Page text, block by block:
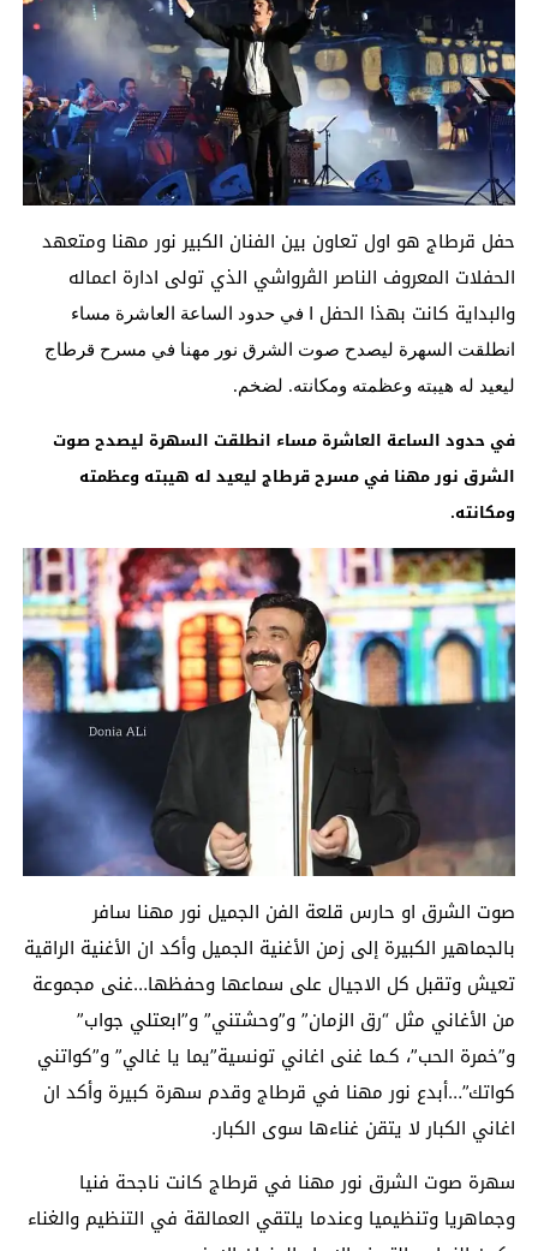
حفل قرطاج هو اول تعاون بين الفنان الكبير نور مهنا ومتعهد
الحفلات المعروف الناصر الڨرواشي الذي تولى ادارة اعماله
والبداية كانت بهذا الحفل ا في حدود الساعة العاشرة مساء
انطلقت السهرة ليصدح صوت الشرق نور مهنا في مسرح قرطاج
ليعيد له هيبته وعظمته ومكانته. لضخم.
في حدود الساعة العاشرة مساء انطلقت السهرة ليصدح صوت
الشرق نور مهنا في مسرح قرطاج ليعيد له هيبته وعظمته
ومكانته.
صوت الشرق او حارس قلعة الفن الجميل نور مهنا سافر
بالجماهير الكبيرة إلى زمن الأغنية الجميل وأكد ان الأغنية الراقية
تعيش وتقبل كل الاجيال على سماعها وحفظها…غنى مجموعة
من الأغاني مثل “رق الزمان” و”وحشتني” و”ابعتلي جواب”
و”خمرة الحب”، كـما غنى اغاني تونسية”يما يا غالي” و”كواتني
كواتك”…أبدع نور مهنا في قرطاج وقدم سهرة كبيرة وأكد ان
اغاني الكبار لا يتقن غناءها سوى الكبار.
سهرة صوت الشرق نور مهنا في قرطاج كانت ناجحة فنيا
وجماهريا وتنظيميا وعندما يلتقي العمالقة في التنظيم والغناء